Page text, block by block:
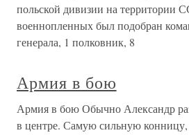
польской дивизии на территории
военнопленных был подобран
генерала, 1 полковник, 8
Армия в бою
Армия в бою Обычно Александр
в центре. Самую сильную конницу,